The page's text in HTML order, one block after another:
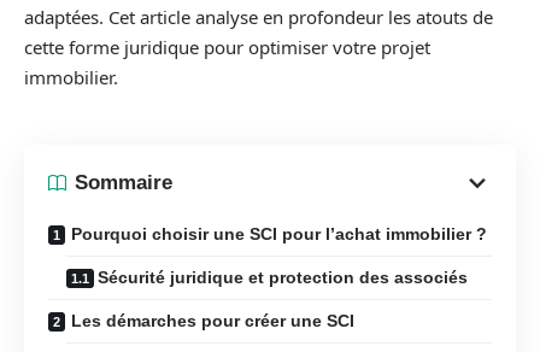
adaptées. Cet article analyse en profondeur les atouts de
cette forme juridique pour optimiser votre projet
immobilier.
Sommaire
Pourquoi choisir une SCI pour l’achat immobilier ?
Sécurité juridique et protection des associés
Les démarches pour créer une SCI